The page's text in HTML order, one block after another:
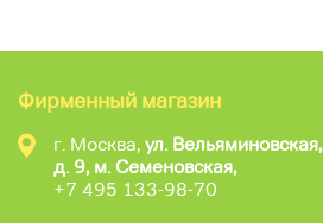
Фирменный магазин
г. Москва, ул. Вельяминовская,
д. 9, м. Семеновская,
+7 495 133-98-70